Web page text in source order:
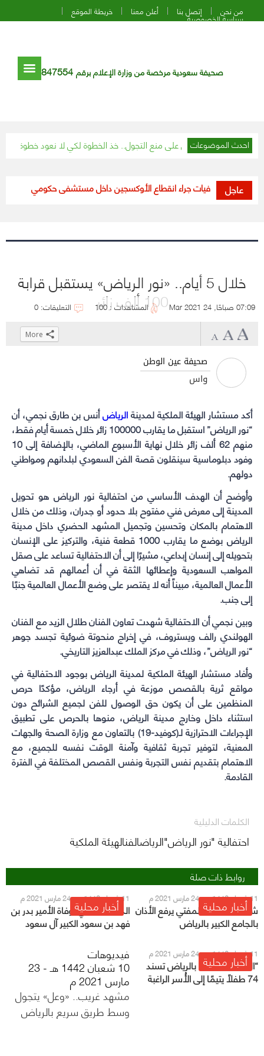
من نحن إتصل بنا أعلن معنا خريطة الموقع
سياسة الخصوصية
صحيفة سعودية مرخصة من وزارة الإعلام برقم 847554
احدث الموضوعات
عامٌ مضى على منع التجول.. خذ الخطوة لكي لا نعود خطوة
عاجل أبرزها الأردن.. وفيات جراء انقطاع الأوكسجين داخل مستشفى حكومي
خلال 5 أيام.. «نور الرياض» يستقبل قرابة
100 ألف زائر 07:09 صباحًا, 24 Mar 2021 المشاهدات : 100 التعليقات: 0
صحيفة عين الوطن
واس
أكد مستشار الهيئة الملكية لمدينةالرياضأنس بن طارق نجمي، أن
“نور الرياض” استقبل ما يقارب 100000 زائر خلال خمسة أيام فقط،
منهم 62 ألف زائر خلال نهاية الأسبوع الماضي، بالإضافة إلى 10
وفود دبلوماسية سينقلون قصة الفن السعودي لبلدانهم ومواطني
دولهم.
وأوضح أن الهدف الأساسي من احتفالية نور الرياض هو تحويل
المدينة إلى معرض فني مفتوح بلا حدود أو جدران، وذلك من خلال
الاهتمام بالمكان وتحسين وتجميل المشهد الحضري داخل مدينة
الرياض بوضع ما يقارب 1000 قطعة فنية، والتركيز على الإنسان
بتحويله إلى إنسان إبداعي، مشيرًا إلى أن الاحتفالية تساعد على صقل
المواهب السعودية وإعطائها الثقة في أن أعمالهم قد تضاهي
الأعمال العالمية، مبيناً أنه لا يقتصر على وضع الأعمال العالمية جنبًا
إلى جنب.
وبين نجمي أن الاحتفالية شهدت تعاون الفنان طلال الزيد مع الفنان
الهولندي رالف ويستروف، في إخراج منحوتة ضوئية تجسد جوهر
“نور الرياض”، وذلك في مركز الملك عبدالعزيز التاريخي.
وأفاد مستشار الهيئة الملكية لمدينة الرياض بوجود الاحتفالية في
مواقع ثرية بالقصص موزعة في أرجاء الرياض، مؤكدًا حرص
المنظمين على أن يكون حق الوصول للفن لجميع الشرائح دون
استثناء داخل وخارج مدينة الرياض، منوها بالحرص على تطبيق
الإجراءات الاحترازية لـ(كوفيد-19) بالتعاون مع وزارة الصحة والجهات
المعنية، لتوفير تجربة ثقافية وآمنة الوقت نفسه للجميع، مع
الاهتمام بتقديم نفس التجربة ونفس القصص المختلفة في الفترة
القادمة.
(Opens
in
new
window)
(Opens
in
new
window)
(Opens
in
new
window)
Click
(Opens
in
new
window)
More
الكلمات الدليلية
احتفالية "نور الرياض"الرياضالفنالهيئة الملكية
روابط ذات صلة
أخبار محلية11 شعبان 1442 هـ - 24 مارس 2021 م
شاهد.. سماحة المفتي يرفع الأذان
بالجامع الكبير بالرياض
أخبار محلية11 شعبان 1442 هـ - 24 مارس 2021 م
الديوان الملكي: وفاة الأمير بدر بن
فهد بن سعود الكبير آل سعود
أخبار محلية11 شعبان 1442 هـ - 24 مارس 2021 م
“الموارد البشرية” بالرياض تسند
74 طفلاً يتيمًا إلى الأُسر الراغبة
فيديوهات
10 شعبان 1442 هـ - 23
مارس 2021 م
مشهد غريب.. «وعل» يتجول
وسط طريق سريع بالرياض